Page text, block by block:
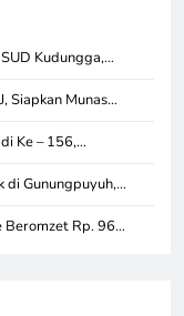
Kudungga,…
Siapkan Munas…
Ke – 156,…
di Gunungpuyuh,…
Beromzet Rp. 96…